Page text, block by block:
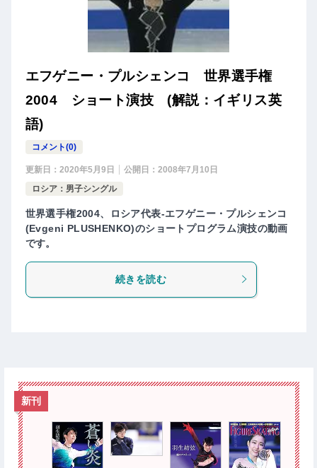
エフゲニー・プルシェンコ 世界選手権
2004 ショート演技 (解説：イギリス英
語)
コメント(0)
更新日： 2020年5月9日 公開日： 2008年7月10日
ロシア：男子シングル
世界選手権2004、ロシア代表-エフゲニー・プルシェンコ
(Evgeni PLUSHENKO)のショートプログラム演技の動画
です。
続きを読む
新刊